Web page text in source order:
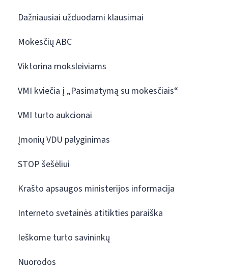
Dažniausiai užduodami klausimai
Mokesčių ABC
Viktorina moksleiviams
VMI kviečia į „Pasimatymą su mokesčiais“
VMI turto aukcionai
Įmonių VDU palyginimas
STOP šešėliui
Krašto apsaugos ministerijos informacija
Interneto svetainės atitikties paraiška
Ieškome turto savininkų
Nuorodos